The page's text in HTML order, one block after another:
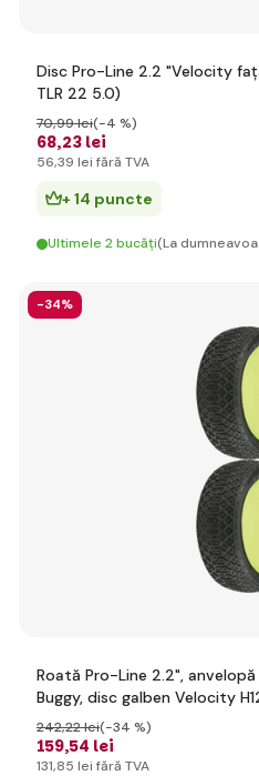
Disc Pro-Line 2.2 "Velocity
TLR 22 5.0)
68,23 lei
70,99 lei(-4 %)
56,39 lei fără TVA
+ 14 puncte
Ultimele 2 bucăți(La
-34%
Roată Pro-Line 2.2",
Buggy, disc galben Velocity
159,54 lei
242,22 lei(-34 %)
131,85 lei fără TVA